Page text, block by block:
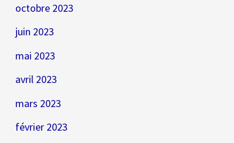
octobre 2023
juin 2023
mai 2023
avril 2023
mars 2023
février 2023